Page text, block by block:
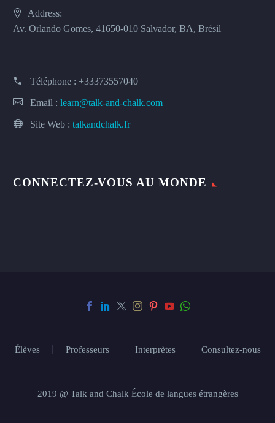
Address:
Av. Orlando Gomes, 41650-010 Salvador, BA, Brésil
Téléphone : +33373557040
Email : learn@talk-and-chalk.com
Site Web : talkandchalk.fr
CONNECTEZ-VOUS AU MONDE
Élèves Professeurs Interprètes Consultez-nous
2019 @ Talk and Chalk École de langues étrangères